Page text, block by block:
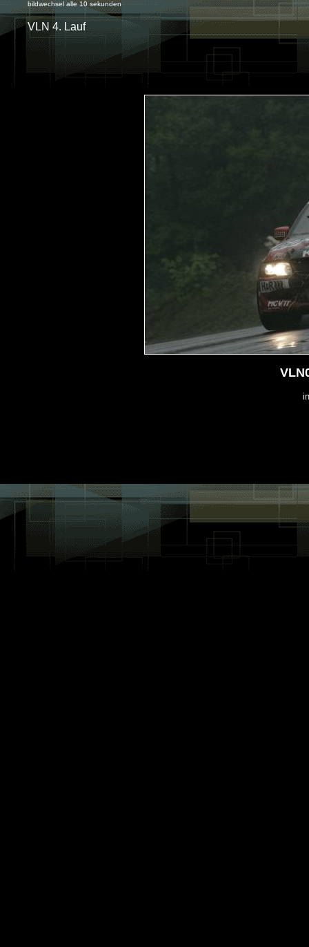
bildwechsel alle 10 sekunden
VLN 4. Lauf